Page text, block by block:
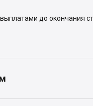
до окончания